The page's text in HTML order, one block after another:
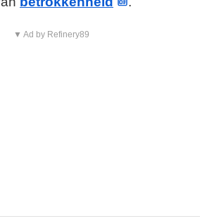
▼ Ad by Refinery89